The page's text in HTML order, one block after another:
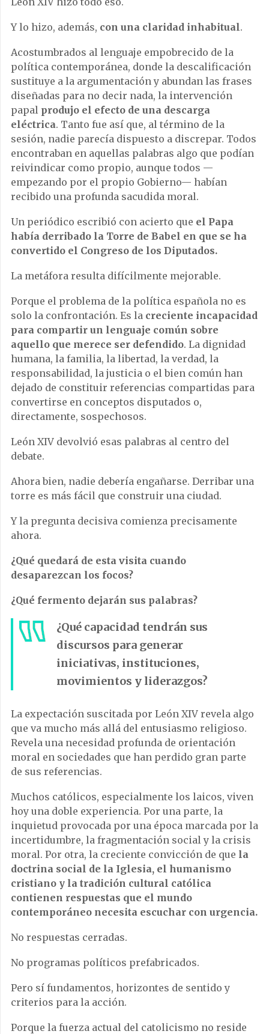
Y lo hizo, además, con una claridad inhabitual.
Acostumbrados al lenguaje empobrecido de la
política contemporánea, donde la descalificación
sustituye a la argumentación y abundan las frases
diseñadas para no decir nada, la intervención
papal produjo el efecto de una descarga
eléctrica. Tanto fue así que, al término de la
sesión, nadie parecía dispuesto a discrepar. Todos
encontraban en aquellas palabras algo que podían
reivindicar como propio, aunque todos —
empezando por el propio Gobierno— habían
recibido una profunda sacudida moral.
Un periódico escribió con acierto que el Papa
había derribado la Torre de Babel en que se ha
convertido el Congreso de los Diputados.
La metáfora resulta difícilmente mejorable.
Porque el problema de la política española no es
solo la confrontación. Es la creciente incapacidad
para compartir un lenguaje común sobre
aquello que merece ser defendido. La dignidad
humana, la familia, la libertad, la verdad, la
responsabilidad, la justicia o el bien común han
dejado de constituir referencias compartidas para
convertirse en conceptos disputados o,
directamente, sospechosos.
León XIV devolvió esas palabras al centro del
debate.
Ahora bien, nadie debería engañarse. Derribar una
torre es más fácil que construir una ciudad.
Y la pregunta decisiva comienza precisamente
ahora.
¿Qué quedará de esta visita cuando
desaparezcan los focos?
¿Qué fermento dejarán sus palabras?
¿Qué capacidad tendrán sus
discursos para generar
iniciativas, instituciones,
movimientos y liderazgos?
La expectación suscitada por León XIV revela algo
que va mucho más allá del entusiasmo religioso.
Revela una necesidad profunda de orientación
moral en sociedades que han perdido gran parte
de sus referencias.
Muchos católicos, especialmente los laicos, viven
hoy una doble experiencia. Por una parte, la
inquietud provocada por una época marcada por la
incertidumbre, la fragmentación social y la crisis
moral. Por otra, la creciente convicción de que la
doctrina social de la Iglesia, el humanismo
cristiano y la tradición cultural católica
contienen respuestas que el mundo
contemporáneo necesita escuchar con urgencia.
No respuestas cerradas.
No programas políticos prefabricados.
Pero sí fundamentos, horizontes de sentido y
criterios para la acción.
Porque la fuerza actual del catolicismo no reside